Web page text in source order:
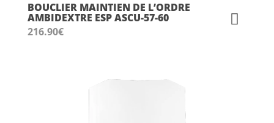
BOUCLIER MAINTIEN DE L’ORDRE
AMBIDEXTRE ESP ASCU-57-60
216.90€